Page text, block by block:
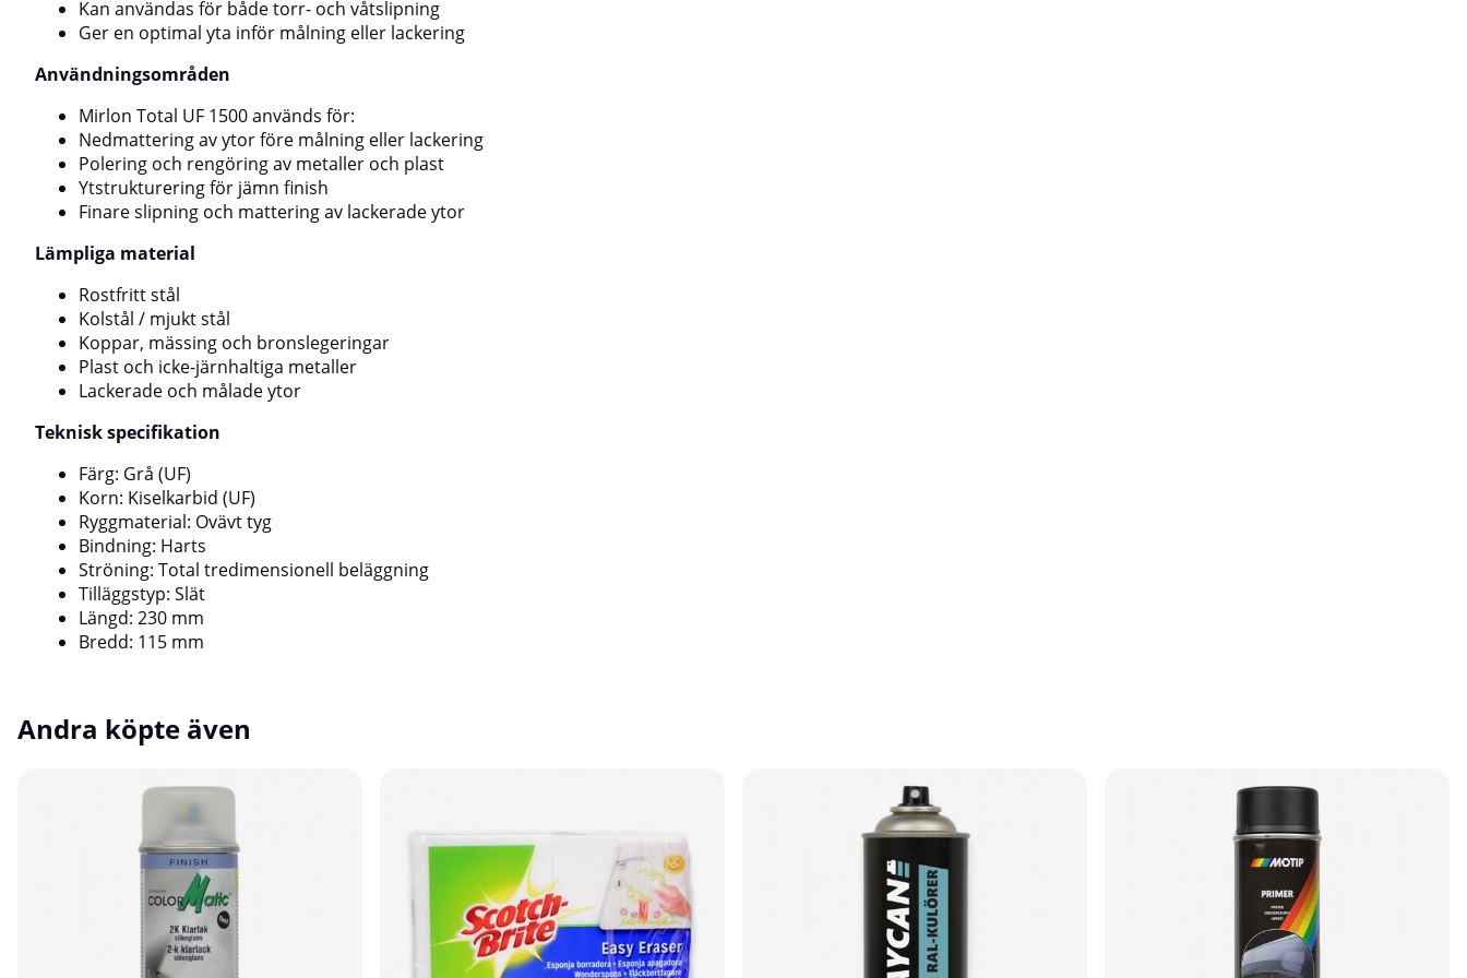
tygBindning: HartsStröning: Total tredimensionell
beläggningFärg: Röd (VF)Korn: Aluminiumoxid
Kan användas för både torr- och våtslipning
Ger en optimal yta inför målning eller lackering
Användningsområden
Mirlon Total UF 1500 används för:
Nedmattering av ytor före målning eller lackering
Polering och rengöring av metaller och plast
Ytstrukturering för jämn finish
Finare slipning och mattering av lackerade ytor
Lämpliga material
Rostfritt stål
Kolstål / mjukt stål
Koppar, mässing och bronslegeringar
Plast och icke-järnhaltiga metaller
Lackerade och målade ytor
Teknisk specifikation
Färg: Grå (UF)
Korn: Kiselkarbid (UF)
Ryggmaterial: Ovävt tyg
Bindning: Harts
Ströning: Total tredimensionell beläggning
Tilläggstyp: Slät
Längd: 230 mm
Bredd: 115 mm
Andra köpte även